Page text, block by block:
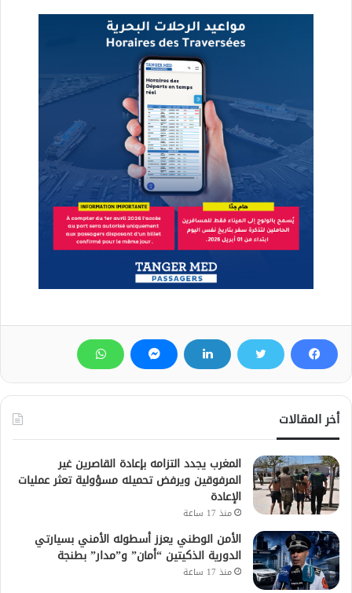
أخر المقالات
المغرب يجدد التزامه بإعادة القاصرين غير
المرفوقين ويرفض تحميله مسؤولية تعثر عمليات
الإعادة
منذ 17 ساعة
الأمن الوطني يعزز أسطوله الأمني بسيارتي
الدورية الذكيتين “أمان” و”مدار” بطنجة
منذ 17 ساعة